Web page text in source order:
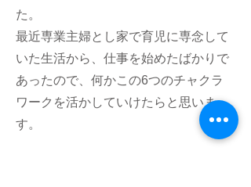
た。
最近専業主婦とし家で育児に専念して
いた生活から、仕事を始めたばかりで
あったので、何かこの6つのチャクラ
ワークを活かしていけたらと思いま
す。